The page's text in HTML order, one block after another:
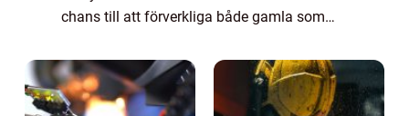
chans till att förverkliga både gamla som